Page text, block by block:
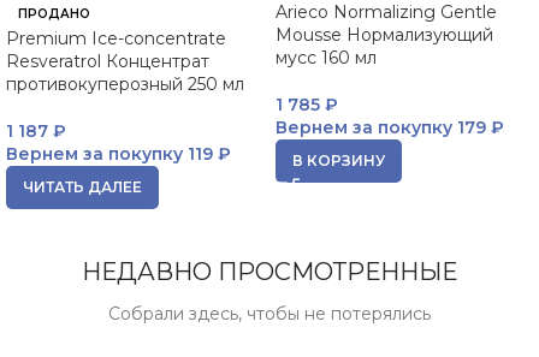
ПРОДАНО
Premium Ice-concentrate
Resveratrol Концентрат
противокуперозный 250 мл
1 187 ₽
Вернем за покупку 119 ₽
ЧИТАТЬ ДАЛЕЕ
Arieco Normalizing Gentle
Mousse Нормализующий
мусс 160 мл
1 785 ₽
Вернем за покупку 179 ₽
В КОРЗИНУ
НЕДАВНО ПРОСМОТРЕННЫЕ
Собрали здесь, чтобы не потерялись